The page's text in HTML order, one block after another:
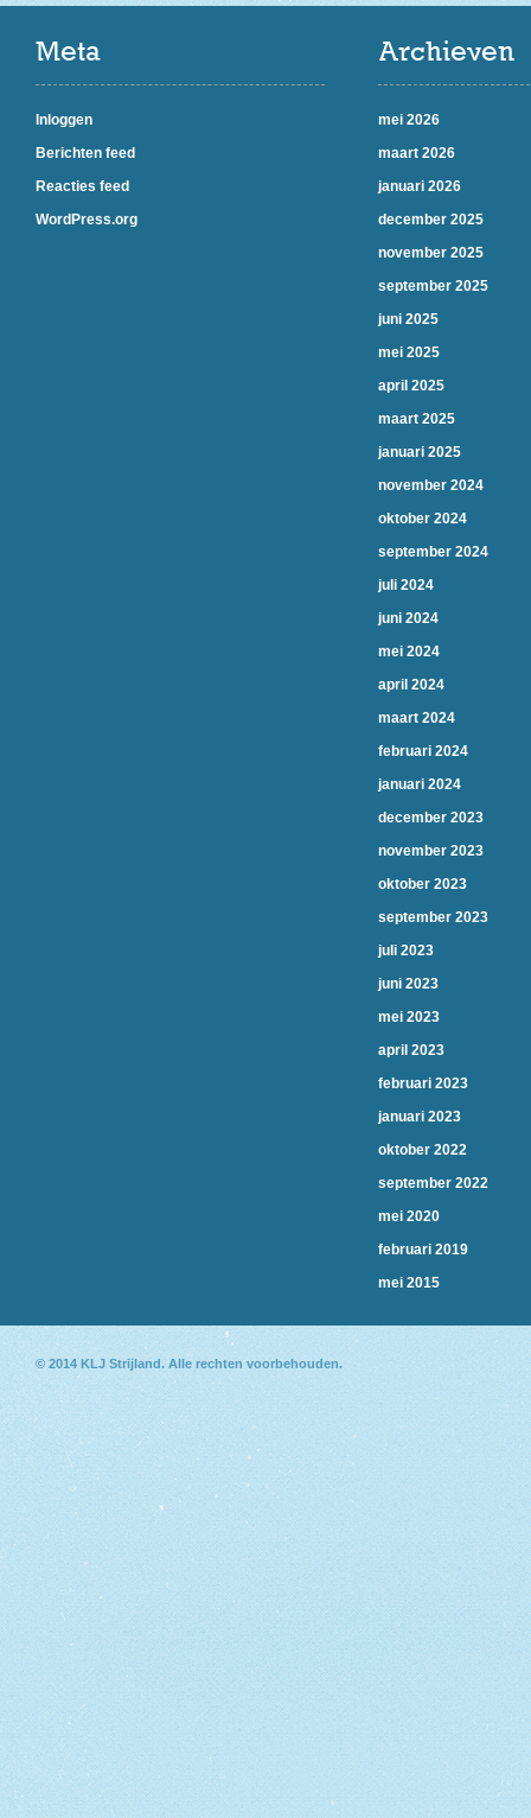
Meta
Inloggen
Berichten feed
Reacties feed
WordPress.org
Archieven
mei 2026
maart 2026
januari 2026
december 2025
november 2025
september 2025
juni 2025
mei 2025
april 2025
maart 2025
januari 2025
november 2024
oktober 2024
september 2024
juli 2024
juni 2024
mei 2024
april 2024
maart 2024
februari 2024
januari 2024
december 2023
november 2023
oktober 2023
september 2023
juli 2023
juni 2023
mei 2023
april 2023
februari 2023
januari 2023
oktober 2022
september 2022
mei 2020
februari 2019
mei 2015
© 2014KLJ Strijland. Alle rechten voorbehouden.